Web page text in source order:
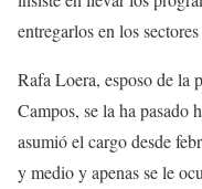
entregarlos en los
Rafa Loera, esposo de la
Campos, se la ha pasado
asumió el cargo desde
y medio y apenas se le